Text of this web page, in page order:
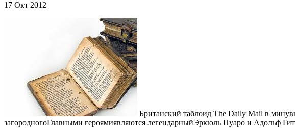
17 Окт 2012
Британский таблоид The Daily Mail в
загородногоГлавными героямиявляются легендарныйЭркюль Пуаро и Адольф